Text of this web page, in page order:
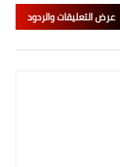
عرض التعليقات والردود